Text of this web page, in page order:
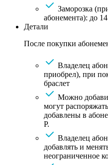
Заморозка
абонемента): до
Детали
После покупки
Владелец
приобрел), при
браслет
Можно
могут
добавлены в
Р.
Владелец
добавлять и
неограниченное